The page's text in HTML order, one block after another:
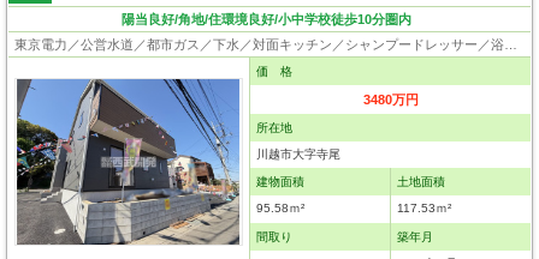
陽当良好/角地/住環境良好/小中学校徒歩10分圏内
価 格
3480万円
所在地
川越市大字寺尾
建物面積
95.58ｍ²
土地面積
117.53ｍ²
間取り 築年月